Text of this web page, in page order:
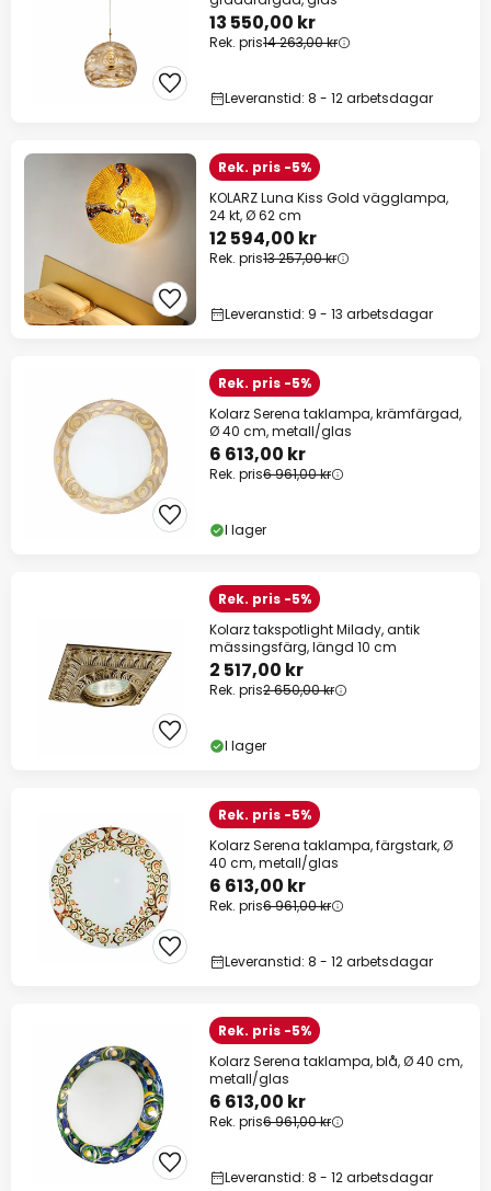
13 550,00 kr
Rek. pris14 263,00 kr
Leveranstid: 8 - 12 arbetsdagar
Rek. pris -5%
KOLARZ Luna Kiss Gold vägglampa,
24 kt, Ø 62 cm
12 594,00 kr
Rek. pris13 257,00 kr
Leveranstid: 9 - 13 arbetsdagar
Rek. pris -5%
Kolarz Serena taklampa, krämfärgad,
Ø 40 cm, metall/glas
6 613,00 kr
Rek. pris6 961,00 kr
I lager
Rek. pris -5%
Kolarz takspotlight Milady, antik
mässingsfärg, längd 10 cm
2 517,00 kr
Rek. pris2 650,00 kr
I lager
Rek. pris -5%
Kolarz Serena taklampa, färgstark, Ø
40 cm, metall/glas
6 613,00 kr
Rek. pris6 961,00 kr
Leveranstid: 8 - 12 arbetsdagar
Rek. pris -5%
Kolarz Serena taklampa, blå, Ø 40 cm,
metall/glas
6 613,00 kr
Rek. pris6 961,00 kr
Leveranstid: 8 - 12 arbetsdagar